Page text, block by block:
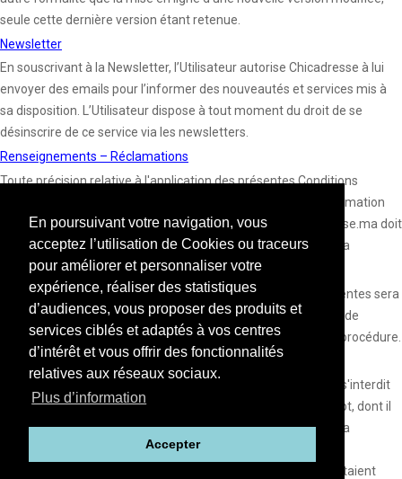
En poursuivant votre navigation, vous
acceptez l’utilisation de Cookies ou traceurs
pour améliorer et personnaliser votre
expérience, réaliser des statistiques
d’audiences, vous proposer des produits et
services ciblés et adaptés à vos centres
d’intérêt et vous offrir des fonctionnalités
relatives aux réseaux sociaux.
Plus d’information
Accepter
seule cette dernière version étant retenue.
Newsletter
En souscrivant à la Newsletter, l’Utilisateur autorise Chicadresse à lui
envoyer des emails pour l’informer des nouveautés et services mis à
sa disposition. L’Utilisateur dispose à tout moment du droit de se
désinscrire de ce service via les newsletters.
Renseignements – Réclamations
Toute précision relative à l'application des présentes Conditions
générales d’utilisation, toute demande d'information ou réclamation
relative au fonctionnement des services sur le site Chicadresse.ma doit
être adressée par E-mail à l'adresse contact@chicadresse.ma
Loi applicable et tribunaux compétents :
Tout litige portant sur l'interprétation ou l'exécution des présentes sera
soumis à la compétence exclusive du Tribunal de Commerce de
Casablanca, la loi marocaine étant applicable au fond et à la procédure.
Confidentialité :
L’Utilisateur considérera comme strictement confidentiel, et s'interdit
de divulguer, toute information, document, donnée ou concept, dont il
pourra avoir pris connaissance à l'occasion du l’utilisation de la
plateforme. L’Utilisateur, toutefois, ne saurait être tenu pour
responsable d'aucune divulgation si les éléments divulgués étaient